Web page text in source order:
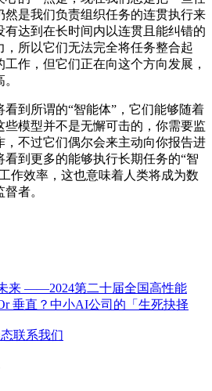
然是我们负责组织任务的连贯执行来
有达到在长时间内以连贯且能纠错的
所以它们无法完全将任务整合起
作，但它们正在向这个方向发展，
到所谓的“智能体”，它们能够随着
些模型并不是无懈可击的，你需要监
，不过它们偶尔会来主动向你报告进
看到更多的能够执行长期任务的“智
作效率，这也意味着人类将成为数
者。
来 ——2024第二十届全国高性能
垂直？中小AI公司的「生死抉择
联系我们